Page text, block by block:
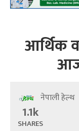
आर्थिक
नेपाली हेल्थ
1.1k
SHARES